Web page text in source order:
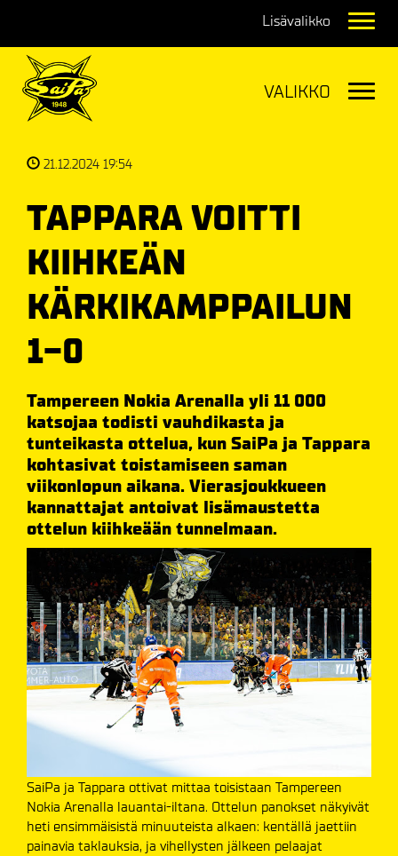
21.12.2024 19:54
TAPPARA VOITTI
KIIHKEÄN
KÄRKIKAMPPAILUN
1-0
Tampereen Nokia Arenalla yli 11 000
katsojaa todisti vauhdikasta ja
tunteikasta ottelua, kun SaiPa ja Tappara
kohtasivat toistamiseen saman
viikonlopun aikana. Vierasjoukkueen
kannattajat antoivat lisämaustetta
ottelun kiihkeään tunnelmaan.
SaiPa ja Tappara ottivat mittaa toisistaan Tampereen
Nokia Arenalla lauantai-iltana. Ottelun panokset näkyivät
heti ensimmäisistä minuuteista alkaen: kentällä jaettiin
painavia taklauksia, ja vihellysten jälkeen pelaajat